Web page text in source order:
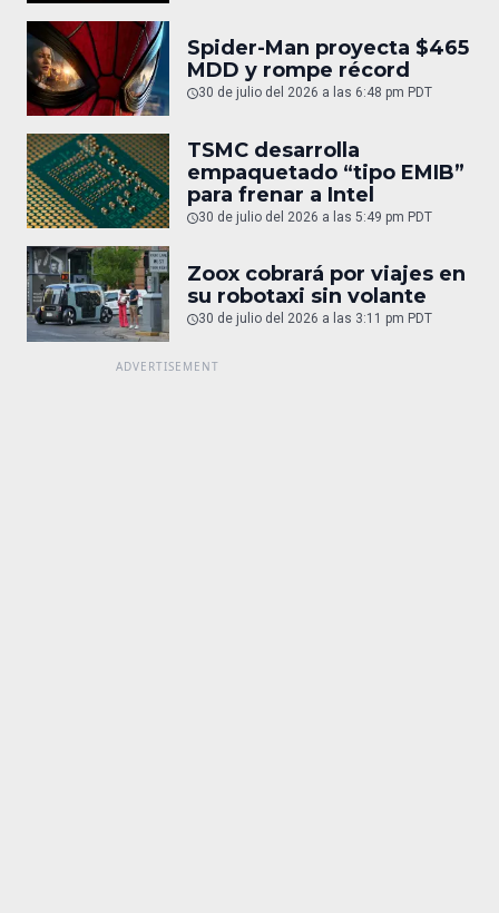
Spider-Man proyecta $465
MDD y rompe récord
30 de julio del 2026 a las 6:48 pm PDT
TSMC desarrolla
empaquetado “tipo EMIB”
para frenar a Intel
30 de julio del 2026 a las 5:49 pm PDT
Zoox cobrará por viajes en
su robotaxi sin volante
30 de julio del 2026 a las 3:11 pm PDT